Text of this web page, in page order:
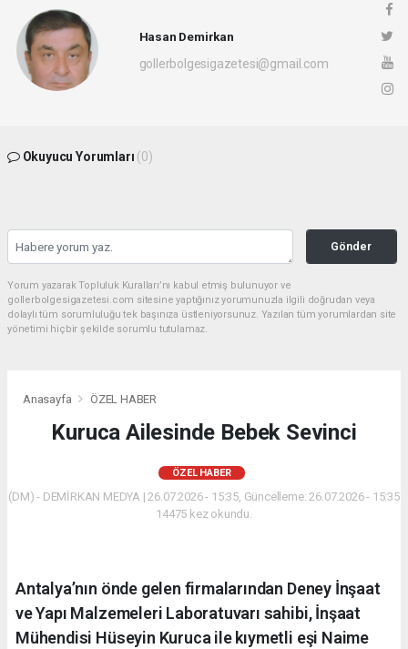
Hasan Demirkan
gollerbolgesigazetesi@gmail.com
Okuyucu Yorumları (0)
Gönder
Yorum yazarak Topluluk Kuralları’nı kabul etmiş bulunuyor ve
gollerbolgesigazetesi.com sitesine yaptığınız yorumunuzla ilgili doğrudan veya
dolaylı tüm sorumluluğu tek başınıza üstleniyorsunuz. Yazılan tüm yorumlardan site
yönetimi hiçbir şekilde sorumlu tutulamaz.
Anasayfa ÖZEL HABER
Kuruca Ailesinde Bebek Sevinci
ÖZEL HABER
(DM) - DEMİRKAN MEDYA | 26.07.2026 - 15:35, Güncelleme: 26.07.2026 - 15:35
14475 kez okundu.
Antalya’nın önde gelen firmalarından Deney İnşaat
ve Yapı Malzemeleri Laboratuvarı sahibi, İnşaat
Mühendisi Hüseyin Kuruca ile kıymetli eşi Naime